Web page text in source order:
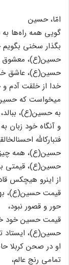
امّا، حسین
گویی همه راه‌ها
بگذار سخنی بگویم
حسین(ع)،
حسین(ع)، عاشق
خدا از خلقت آدم
می‏خواست که
به حسین(ع)،
و آنگاه خود زبان
فتبارک‏الله
حسین(ع)، همه چیز
حسین(ع)، قیمتی
از اینرو هیچ‏کس
قیمت حسین(ع)،
حور و قصور نبود،
قیمت حسین خود
حسین(ع)، ایستاد
او در صحن کربلا
تمامی رنج عالم،